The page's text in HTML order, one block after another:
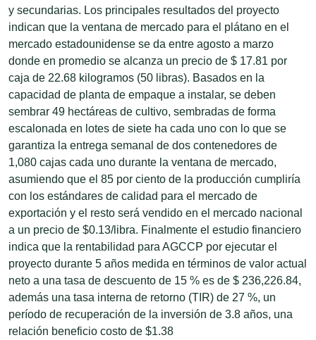
y secundarias. Los principales resultados del proyecto
indican que la ventana de mercado para el plátano en el
mercado estadounidense se da entre agosto a marzo
donde en promedio se alcanza un precio de $ 17.81 por
caja de 22.68 kilogramos (50 libras). Basados en la
capacidad de planta de empaque a instalar, se deben
sembrar 49 hectáreas de cultivo, sembradas de forma
escalonada en lotes de siete ha cada uno con lo que se
garantiza la entrega semanal de dos contenedores de
1,080 cajas cada uno durante la ventana de mercado,
asumiendo que el 85 por ciento de la producción cumpliría
con los estándares de calidad para el mercado de
exportación y el resto será vendido en el mercado nacional
a un precio de $0.13/libra. Finalmente el estudio financiero
indica que la rentabilidad para AGCCP por ejecutar el
proyecto durante 5 años medida en términos de valor actual
neto a una tasa de descuento de 15 % es de $ 236,226.84,
además una tasa interna de retorno (TIR) de 27 %, un
período de recuperación de la inversión de 3.8 años, una
relación beneficio costo de $1.38